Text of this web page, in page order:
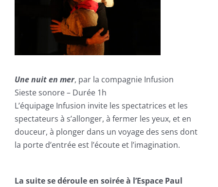
Une nuit en mer, par la compagnie Infusion
Sieste sonore – Durée 1h
L’équipage Infusion invite les spectatrices et les
spectateurs à s’allonger, à fermer les yeux, et en
douceur, à plonger dans un voyage des sens dont
la porte d’entrée est l’écoute et l’imagination.
La suite se déroule en soirée à l’Espace Paul